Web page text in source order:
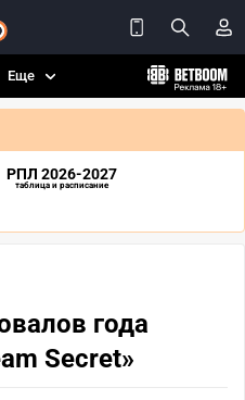
Еще
РПЛ 2026-2027
таблица и расписание
года
Secret»